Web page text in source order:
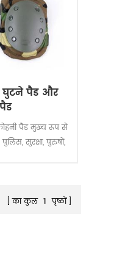
घुटने पैड और
पैड मुख्य रूप से
सुरक्षा, पुरुषों,
का कुल 1 पृष्ठों